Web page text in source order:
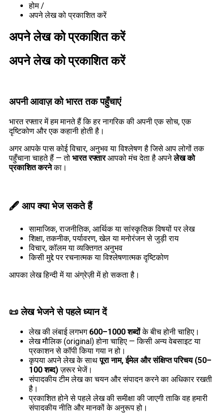
होम /
अपने लेख को प्रकाशित करें
अपने लेख को प्रकाशित करें
अपने लेख को प्रकाशित करें
अपनी आवाज़ को भारत तक पहुँचाएं
भारत रफ्तार में हम मानते हैं कि हर नागरिक की अपनी एक सोच, एक
दृष्टिकोण और एक कहानी होती है।
अगर आपके पास कोई विचार, अनुभव या विश्लेषण है जिसे आप लोगों तक
पहुँचाना चाहते हैं — तो भारत रफ्तारआपको मंच देता है अपनेलेख को
प्रकाशित करनेका।
🖋️ आप क्या भेज सकते हैं
सामाजिक, राजनीतिक, आर्थिक या सांस्कृतिक विषयों पर लेख
शिक्षा, तकनीक, पर्यावरण, खेल या मनोरंजन से जुड़ी राय
विचार, कॉलम या व्यक्तिगत अनुभव
किसी मुद्दे पर रचनात्मक या विश्लेषणात्मक दृष्टिकोण
आपका लेख हिन्दी में या अंग्रेज़ी में हो सकता है।
📜लेख भेजने से पहले ध्यान दें
लेख की लंबाई लगभग 600–1000 शब्दोंके बीच होनी चाहिए।
लेख मौलिक (original) होना चाहिए — किसी अन्य वेबसाइट या
प्रकाशन से कॉपी किया गया न हो।
कृपया अपने लेख के साथपूरा नाम, ईमेल और संक्षिप्त परिचय (50–
100 शब्द)ज़रूर भेजें।
संपादकीय टीम लेख का चयन और संपादन करने का अधिकार रखती
है।
प्रकाशित होने से पहले लेख की समीक्षा की जाएगी ताकि वह हमारी
संपादकीय नीति और मानकों के अनुरूप हो।